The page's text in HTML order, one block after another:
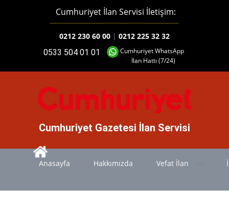
Cumhuriyet WhatsApp
İlan Hattı (7/24)
0533 504 01 01
Cumhuriyet İlan Servisi İletişim:
0212 230 60 00 | 0212 225 32 32
Cumhuriyet Gazetesi İlan Servisi
Anasayfa Hakkımızda Vefat İlan